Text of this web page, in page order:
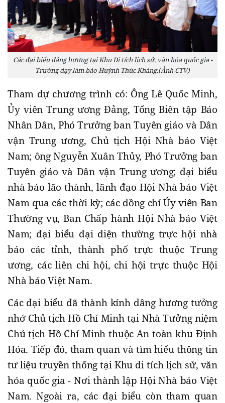
Các đại biểu dâng hương tại Khu Di tích lịch sử, văn hóa quốc gia -
Trường dạy làm báo Huỳnh Thúc Kháng.(Ảnh CTV)
Tham dự chương trình có: Ông Lê Quốc Minh,
Ủy viên Trung ương Đảng, Tổng Biên tập Báo
Nhân Dân, Phó Trưởng ban Tuyên giáo và Dân
vận Trung ương, Chủ tịch Hội Nhà báo Việt
Nam; ông Nguyễn Xuân Thủy, Phó Trưởng ban
Tuyên giáo và Dân vận Trung ương; đại biểu
nhà báo lão thành, lãnh đạo Hội Nhà báo Việt
Nam qua các thời kỳ; các đồng chí Ủy viên Ban
Thường vụ, Ban Chấp hành Hội Nhà báo Việt
Nam; đại biểu đại diện thường trực hội nhà
báo các tỉnh, thành phố trực thuộc Trung
ương, các liên chi hội, chi hội trực thuộc Hội
Nhà báo Việt Nam.
Các đại biểu đã thành kính dâng hương tưởng
nhớ Chủ tịch Hồ Chí Minh tại Nhà Tưởng niệm
Chủ tịch Hồ Chí Minh thuộc An toàn khu Định
Hóa. Tiếp đó, tham quan và tìm hiểu thông tin
tư liệu truyền thống tại Khu di tích lịch sử, văn
hóa quốc gia - Nơi thành lập Hội Nhà báo Việt
Nam. Ngoài ra, các đại biểu còn tham quan